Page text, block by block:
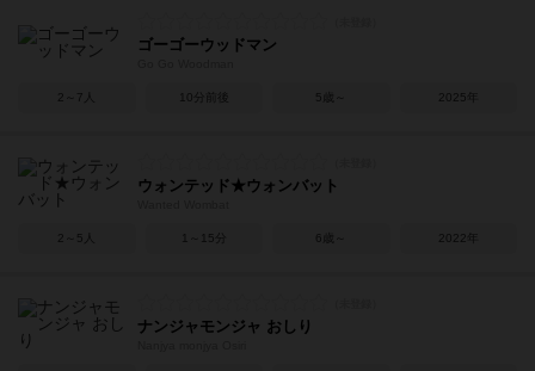
ゴーゴーウッドマン
2～7人 10分前後 5歳～ 2025年
ウォンテッド★ウォンバット
2～5人 1～15分 6歳～ 2022年
ナンジャモンジャ おしり